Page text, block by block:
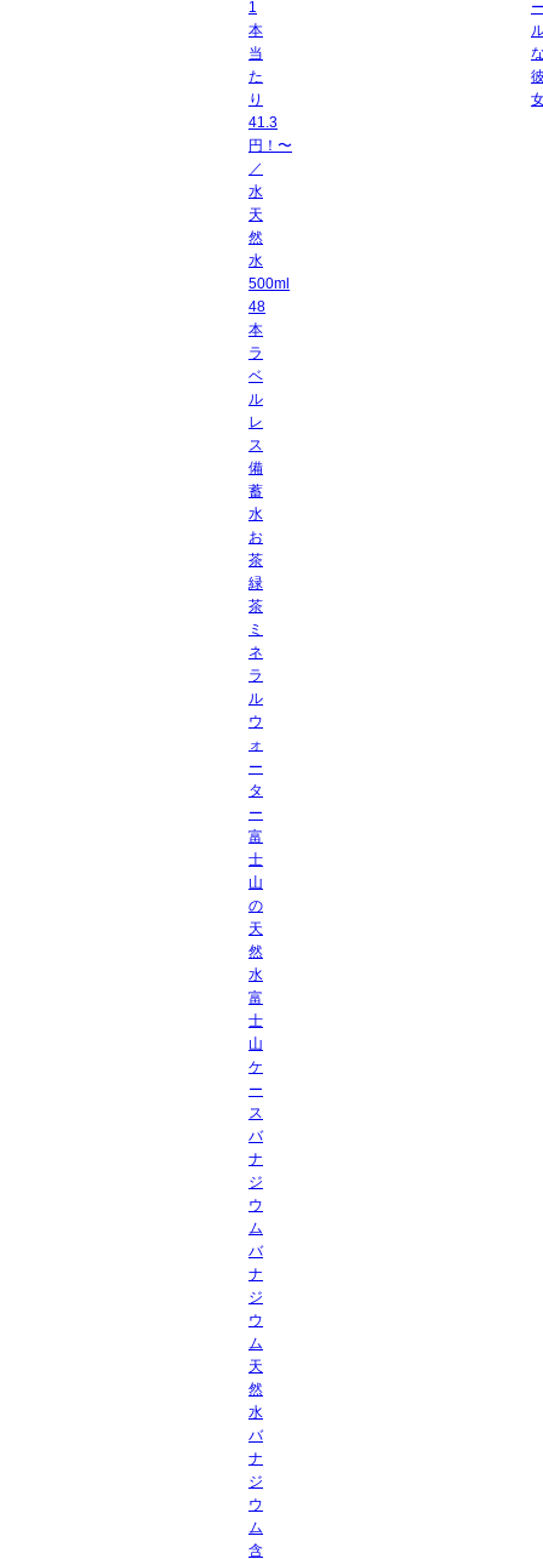
1
本
当
た
り
41.3
円！〜
／
水
天
然
水
500ml
48
本
ラ
ベ
ル
レ
ス
備
蓄
水
お
茶
緑
茶
ミ
ネ
ラ
ル
ウ
ォ
ー
タ
ー
富
士
山
の
天
然
水
富
士
山
ケ
ー
ス
バ
ナ
ジ
ウ
ム
バ
ナ
ジ
ウ
ム
天
然
水
バ
ナ
ジ
ウ
ム
含